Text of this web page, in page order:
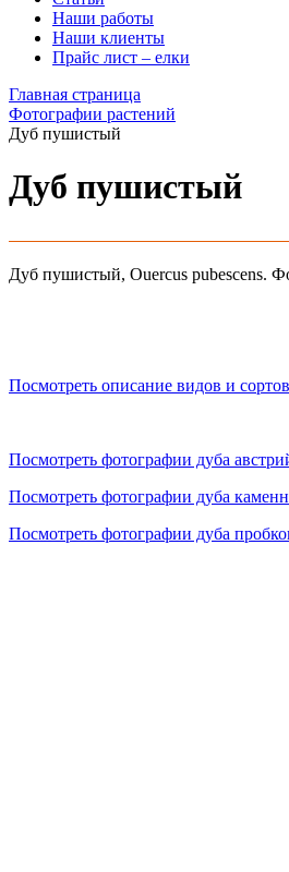
Наши работы
Наши клиенты
Прайс лист – елки
Главная страница
Фотографии растений
Дуб пушистый
Дуб пушистый
Дуб пушистый, Ouercus pubescens.
Посмотреть описание видов и
Посмотреть фотографии дуба
Посмотреть фотографии дуба
Посмотреть фотографии дуба